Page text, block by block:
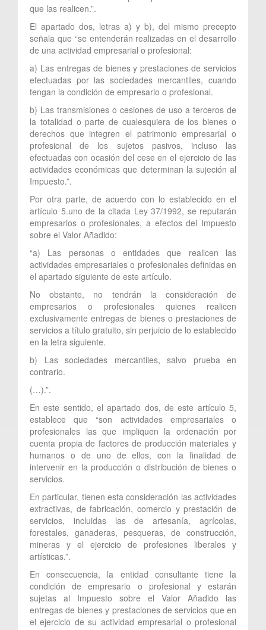
que las realicen.”.
El apartado dos, letras a) y b), del mismo precepto
señala que “se entenderán realizadas en el desarrollo
de una actividad empresarial o profesional:
a) Las entregas de bienes y prestaciones de servicios
efectuadas por las sociedades mercantiles, cuando
tengan la condición de empresario o profesional.
b) Las transmisiones o cesiones de uso a terceros de
la totalidad o parte de cualesquiera de los bienes o
derechos que integren el patrimonio empresarial o
profesional de los sujetos pasivos, incluso las
efectuadas con ocasión del cese en el ejercicio de las
actividades económicas que determinan la sujeción al
Impuesto.”.
Por otra parte, de acuerdo con lo establecido en el
artículo 5.uno de la citada Ley 37/1992, se reputarán
empresarios o profesionales, a efectos del Impuesto
sobre el Valor Añadido:
“a) Las personas o entidades que realicen las
actividades empresariales o profesionales definidas en
el apartado siguiente de este artículo.
No obstante, no tendrán la consideración de
empresarios o profesionales quienes realicen
exclusivamente entregas de bienes o prestaciones de
servicios a título gratuito, sin perjuicio de lo establecido
en la letra siguiente.
b) Las sociedades mercantiles, salvo prueba en
contrario.
(…).”.
En este sentido, el apartado dos, de este artículo 5,
establece que “son actividades empresariales o
profesionales las que impliquen la ordenación por
cuenta propia de factores de producción materiales y
humanos o de uno de ellos, con la finalidad de
intervenir en la producción o distribución de bienes o
servicios.
En particular, tienen esta consideración las actividades
extractivas, de fabricación, comercio y prestación de
servicios, incluidas las de artesanía, agrícolas,
forestales, ganaderas, pesqueras, de construcción,
mineras y el ejercicio de profesiones liberales y
artísticas.”.
En consecuencia, la entidad consultante tiene la
condición de empresario o profesional y estarán
sujetas al Impuesto sobre el Valor Añadido las
entregas de bienes y prestaciones de servicios que en
el ejercicio de su actividad empresarial o profesional